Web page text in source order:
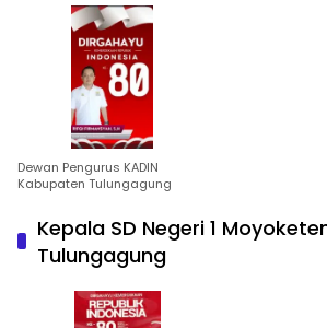
Dewan Pengurus KADIN
Kabupaten Tulungagung
Kepala SD Negeri 1
Tulungagung